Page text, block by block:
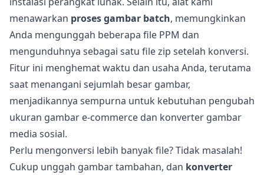
menawarkan proses gambar batch, memungkinkan
Anda mengunggah beberapa file PPM dan
mengunduhnya sebagai satu file zip setelah konversi.
Fitur ini menghemat waktu dan usaha Anda, terutama
saat menangani sejumlah besar gambar,
menjadikannya sempurna untuk kebutuhan pengubah
ukuran gambar e-commerce dan konverter gambar
media sosial.
Perlu mengonversi lebih banyak file? Tidak masalah!
Cukup unggah gambar tambahan, dan konverter